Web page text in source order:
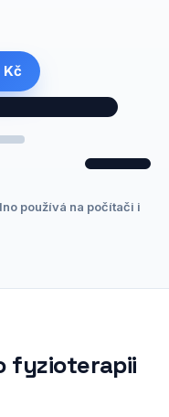
používá na počítači i
fyzioterapii